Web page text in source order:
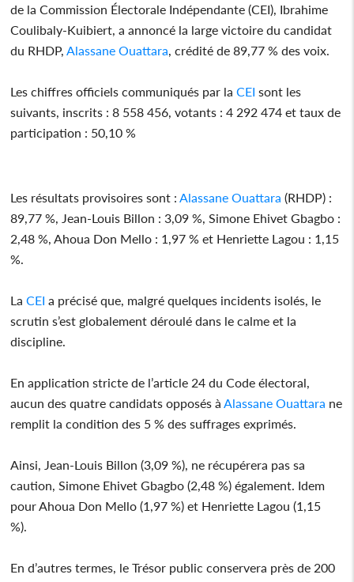
de la Commission Électorale Indépendante (CEI), Ibrahime
Coulibaly-Kuibiert, a annoncé la large victoire du candidat
du RHDP, Alassane Ouattara , crédité de 89,77 % des voix.
Les chiffres officiels communiqués par la CEI sont les
suivants, inscrits : 8 558 456, votants : 4 292 474 et taux de
participation : 50,10 %
Les résultats provisoires sont : Alassane Ouattara (RHDP) :
89,77 %, Jean-Louis Billon : 3,09 %, Simone Ehivet Gbagbo :
2,48 %, Ahoua Don Mello : 1,97 % et Henriette Lagou : 1,15
%.
La CEI a précisé que, malgré quelques incidents isolés, le
scrutin s’est globalement déroulé dans le calme et la
discipline.
En application stricte de l’article 24 du Code électoral,
aucun des quatre candidats opposés à Alassane Ouattara ne
remplit la condition des 5 % des suffrages exprimés.
Ainsi, Jean-Louis Billon (3,09 %), ne récupérera pas sa
caution, Simone Ehivet Gbagbo (2,48 %) également. Idem
pour Ahoua Don Mello (1,97 %) et Henriette Lagou (1,15
%).
En d’autres termes, le Trésor public conservera près de 200